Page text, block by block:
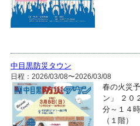
中目黒防災タウン
日程：2026/03/08〜2026/03/08
春の火災
ン」 ２０
分～１４
（１階）